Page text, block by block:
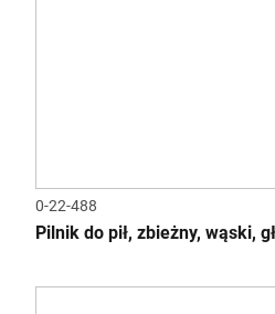
0-22-488
Pilnik do pił, zbieżny, wąski,